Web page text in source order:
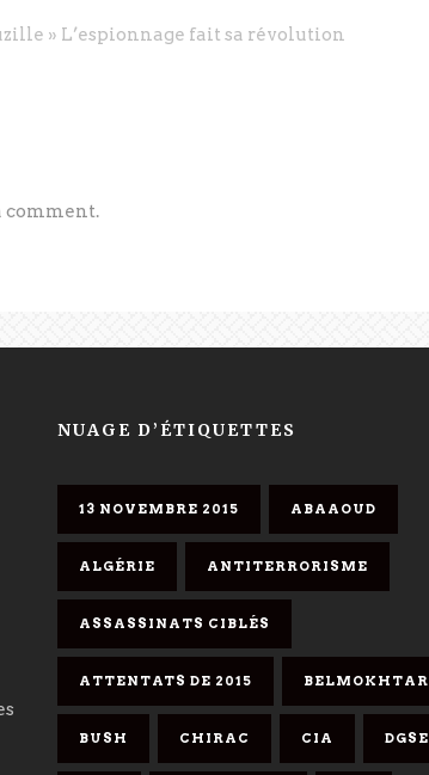
» L’espionnage fait sa révolution
comment.
NUAGE D’ÉTIQUETTES
13 NOVEMBRE 2015 ABAAOUD
ALGÉRIE ANTITERRORISME
ASSASSINATS CIBLÉS
ATTENTATS DE 2015 BELMOKHTAR
BUSH CHIRAC CIA DGSE